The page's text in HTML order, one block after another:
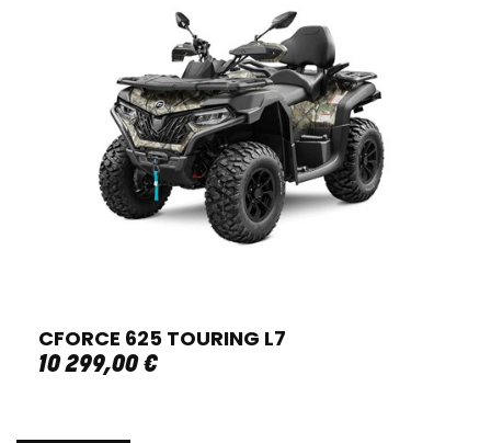
CFORCE 625 TOURING L7
10 299,00€